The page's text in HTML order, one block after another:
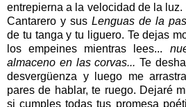
entrepierna a la velocidad de la
Cantarero y sus Lenguas de la
de tu tanga y tu liguero. Te dejas
los empeines mientras lees...
almaceno en las corvas... Te
desvergüenza y luego me
pares de hablar, te ruego. Dejaré
si cumples todas tus promesa